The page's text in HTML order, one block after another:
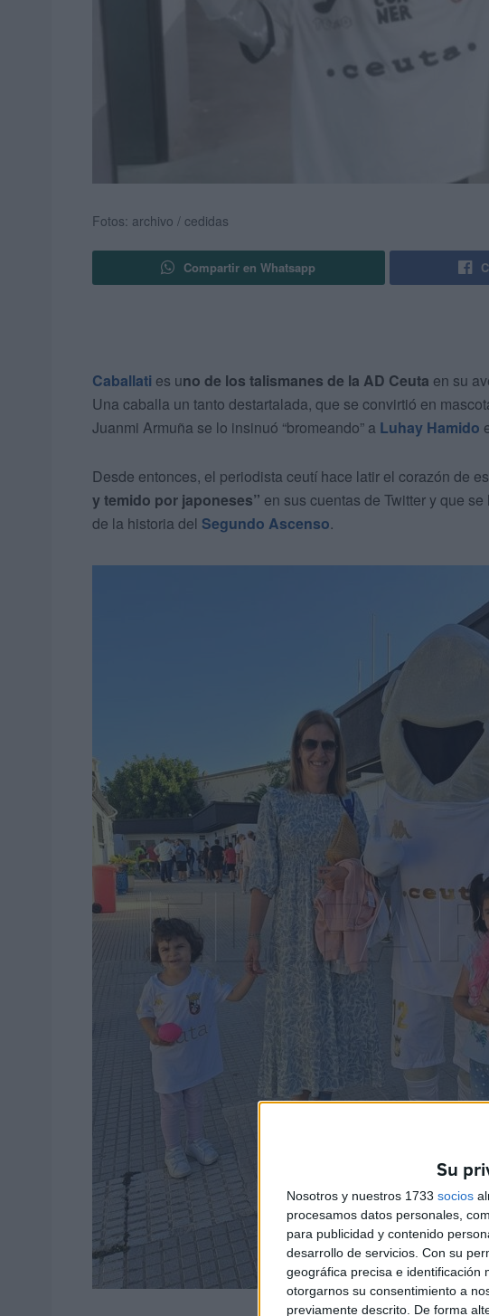
Su
Nosotros y nuestros 1733 socios
procesamos datos personales,
para publicidad y contenido
desarrollo de servicios. Con su
geográfica precisa e identificación
otorgarnos su consentimiento a
previamente descrito. De forma
Fotos: archivo / cedidas
Compartir en Whatsapp
Caballati es uno de los talismanes de la AD Ceuta en su
Una caballa un tanto destartalada, que se convirtió en
Juanmi Armuña se lo insinuó “bromeando” a Luhay Hamido
Desde entonces, el periodista ceutí hace latir el corazón de
y temido por japoneses” en sus cuentas de Twitter y que
de la historia del Segundo Ascenso.